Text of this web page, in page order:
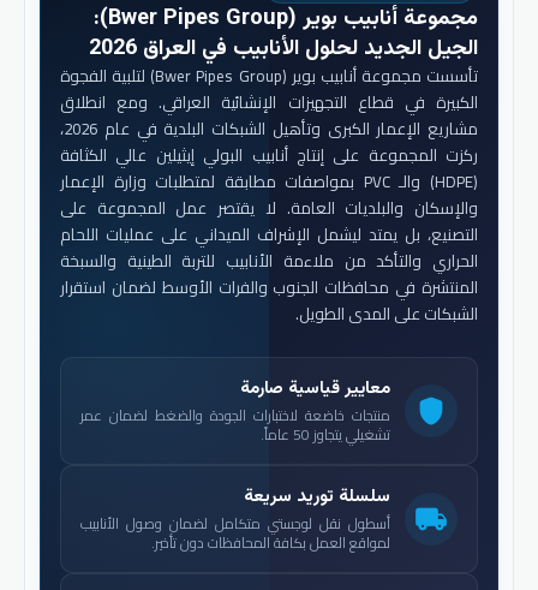
مجموعة أنابيب بوير (Bwer Pipes Group)
:
الجيل الجديد لحلول الأنابيب في العراق 2026
تأسست مجموعة أنابيب بوير (Bwer Pipes Group) لتلبية الفجوة
الكبيرة في قطاع التجهيزات الإنشائية العراقي. ومع انطلاق
مشاريع الإعمار الكبرى وتأهيل الشبكات البلدية في عام 2026،
ركزت المجموعة على إنتاج أنابيب البولي إيثيلين عالي الكثافة
(HDPE) والـ PVC بمواصفات مطابقة لمتطلبات وزارة الإعمار
والإسكان والبلديات العامة. لا يقتصر عمل المجموعة على
التصنيع، بل يمتد ليشمل الإشراف الميداني على عمليات اللحام
الحراري والتأكد من ملاءمة الأنابيب للتربة الطينية والسبخة
المنتشرة في محافظات الجنوب والفرات الأوسط لضمان استقرار
الشبكات على المدى الطويل.
shield
معايير قياسية صارمة
منتجات خاضعة لاختبارات الجودة والضغط لضمان عمر
تشغيلي يتجاوز 50 عاماً.
local_shipping
سلسلة توريد سريعة
أسطول نقل لوجستي متكامل لضمان وصول الأنابيب
لمواقع العمل بكافة المحافظات دون تأخير.